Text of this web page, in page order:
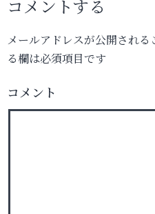
コメントする
メールアドレスが公開される
る欄は必須項目です
コメント